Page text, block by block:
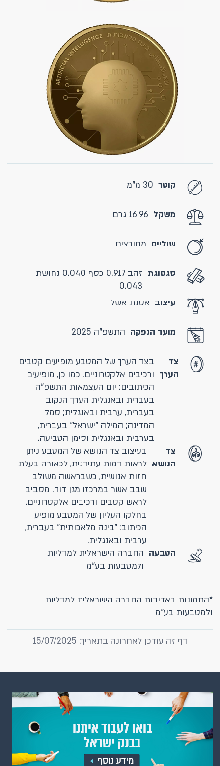
קוטר 30 מ"מ
משקל 16.96 גרם
שוליים מחורצים
סגסוגת
זהב 0.917 כסף 0.040 נחושת
0.043
עיצוב אסנת אשל
מועד הנפקה התשפ"ה 2025
צד
הערך
בצד הערך של המטבע מופיעים קטבים
ורכיבים אלקטרוניים. כמו כן, מופיעים
הכיתובים: יום העצמאות התשפ"ה
בעברית ובאנגלית הערך הנקוב
בעברית, ערבית ובאנגלית; סמל
המדינה; המילה "ישראל" בעברית,
בערבית ובאנגלית וסימן הטביעה.
צד
הנושא
בעיצוב צד הנושא של המטבע ניתן
לראות דמות עתידנית, לכאורה בעלת
חזות אנושית, כשבראשה משולב
שבב אשר במרכזו מגן דוד. מסביב
לראש קטבים ורכיבים אלקטרוניים.
בחלקו העליון של המטבע מופיע
הכיתוב: "בינה מלאכותית" בעברית,
ערבית ובאנגלית.
הטבעה החברה הישראלית למדליות
ולמטבעות בע"מ
*התמונות באדיבות החברה הישראלית למדליות
ולמטבעות בע"מ
דף זה עודכן לאחרונה בתאריך: 15/07/2025